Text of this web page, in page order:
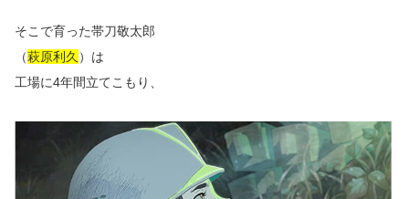
そこで育った帯刀敬太郎
（萩原利久 ）は
工場に4年間立てこもり、